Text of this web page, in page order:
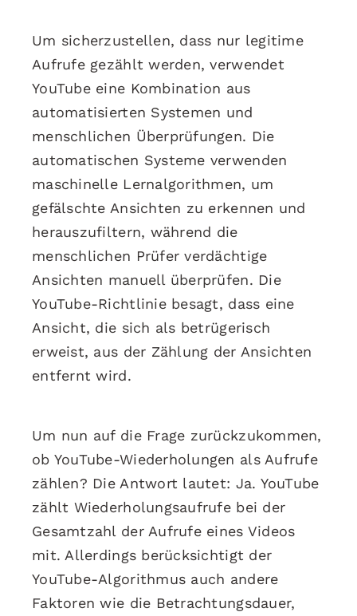
Um sicherzustellen, dass nur legitime
Aufrufe gezählt werden, verwendet
YouTube eine Kombination aus
automatisierten Systemen und
menschlichen Überprüfungen. Die
automatischen Systeme verwenden
maschinelle Lernalgorithmen, um
gefälschte Ansichten zu erkennen und
herauszufiltern, während die
menschlichen Prüfer verdächtige
Ansichten manuell überprüfen. Die
YouTube-Richtlinie besagt, dass eine
Ansicht, die sich als betrügerisch
erweist, aus der Zählung der Ansichten
entfernt wird.
Um nun auf die Frage zurückzukommen,
ob YouTube-Wiederholungen als Aufrufe
zählen? Die Antwort lautet: Ja. YouTube
zählt Wiederholungsaufrufe bei der
Gesamtzahl der Aufrufe eines Videos
mit. Allerdings berücksichtigt der
YouTube-Algorithmus auch andere
Faktoren wie die Betrachtungsdauer,